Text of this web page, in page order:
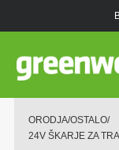
ORODJA/OSTALO/
24V ŠKARJE ZA